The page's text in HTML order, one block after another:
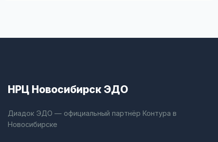
НРЦ Новосибирск ЭДО
Диадок ЭДО — официальный партнёр Контура в
Новосибирске